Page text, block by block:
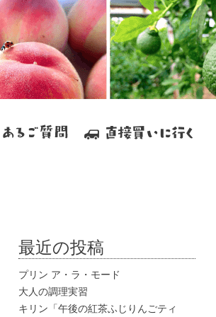
最近の投稿
プリン ア・ラ・モード
大人の調理実習
キリン「午後の紅茶ふじりんごティ